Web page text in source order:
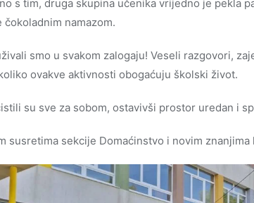
s tim, druga skupina učenika vrijedno je pekla
namazom.
smo u svakom zalogaju! Veseli razgovori,
ovakve aktivnosti obogaćuju školski život.
su sve za sobom, ostavivši prostor uredan i
susretima sekcije Domaćinstvo i novim